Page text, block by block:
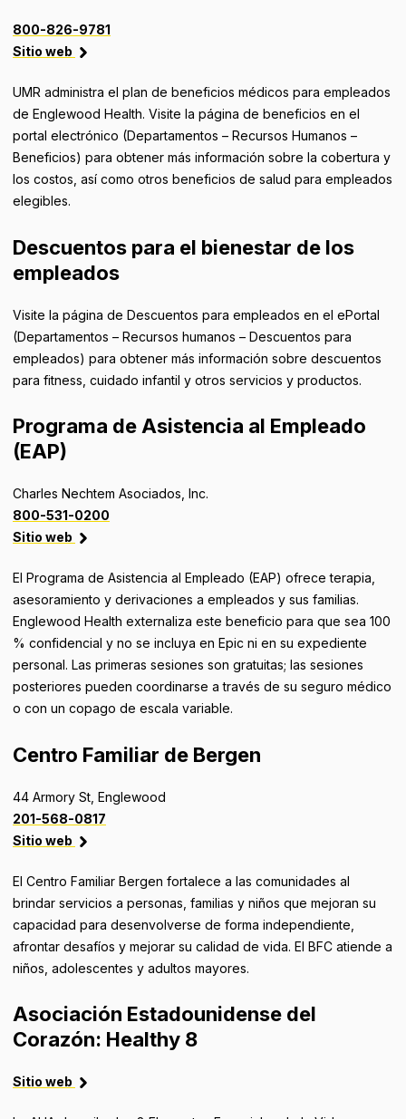
800-826-9781
Sitio web
UMR administra el plan de beneficios médicos para empleados
de Englewood Health. Visite la página de beneficios en el
portal electrónico (Departamentos – Recursos Humanos –
Beneficios) para obtener más información sobre la cobertura y
los costos, así como otros beneficios de salud para empleados
elegibles.
Descuentos para el bienestar de los
empleados
Visite la página de Descuentos para empleados en el ePortal
(Departamentos – Recursos humanos – Descuentos para
empleados) para obtener más información sobre descuentos
para fitness, cuidado infantil y otros servicios y productos.
Programa de Asistencia al Empleado
(EAP)
Charles Nechtem Asociados, Inc.
800-531-0200
Sitio web
El Programa de Asistencia al Empleado (EAP) ofrece terapia,
asesoramiento y derivaciones a empleados y sus familias.
Englewood Health externaliza este beneficio para que sea 100
% confidencial y no se incluya en Epic ni en su expediente
personal. Las primeras sesiones son gratuitas; las sesiones
posteriores pueden coordinarse a través de su seguro médico
o con un copago de escala variable.
Centro Familiar de Bergen
44 Armory St, Englewood
201-568-0817
Sitio web
El Centro Familiar Bergen fortalece a las comunidades al
brindar servicios a personas, familias y niños que mejoran su
capacidad para desenvolverse de forma independiente,
afrontar desafíos y mejorar su calidad de vida. El BFC atiende a
niños, adolescentes y adultos mayores.
Asociación Estadounidense del
Corazón: Healthy 8
Sitio web